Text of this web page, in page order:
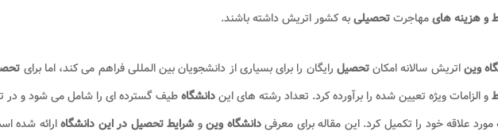
و هزینه هایمهاجرتتحصیلیبه کشور اتریش داشته باشند.
ویناتریش سالانه امکانتحصیل رایگان را برای بسیاری از دانشجویان بین المللی فراهم می کند، اما برای
و الزامات ویژه تعیین شده را برآورده کرد. تعداد رشته های ایندانشگاهطیف گسترده ای را شامل می شود و در
مورد علاقه خود را تکمیل کرد. این مقاله برای معرفیدانشگاه وینو شرایط تحصیل در این دانشگاهارائه شده